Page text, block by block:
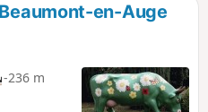
en-Auge
-236 m